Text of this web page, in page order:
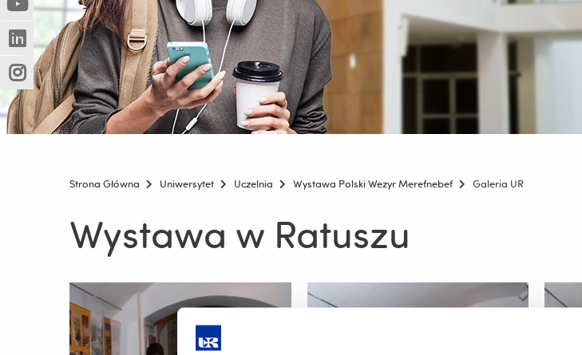
innej
strony)
(Nowe
okno)
(Link
do
innej
strony)
(Nowe
okno)
(Link
do
innej
strony)
(Nowe
okno)
(Link
do
innej
strony)
Strona Główna Uniwersytet Uczelnia Wystawa Polski Wezyr Merefnebef Galeria UR
Wystawa w Ratuszu